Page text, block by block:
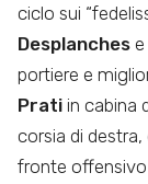
ciclo sui
Desplanches e
portiere e
Prati in cabina
corsia di destra,
fronte